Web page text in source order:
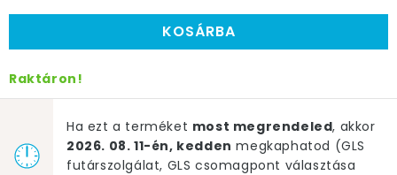
KOSÁRBA
Raktáron!
Ha ezt a terméket most megrendeled, akkor
2026. 08. 11-én, kedden megkaphatod (GLS
futárszolgálat, GLS csomagpont választása